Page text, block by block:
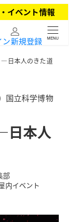
イベント情報
ン新規登録 MENU
日本人のきた道
国立科学博物
日本人
部
リー
内イベント